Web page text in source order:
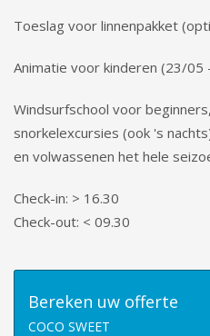
Toeslag voor linnenpakket
Animatie voor kinderen (23/05
Windsurfschool voor
snorkelexcursies (ook 's
en volwassenen het hele
Check-in: > 16.30
Check-out: < 09.30
Bereken uw offerte
COCO SWEET